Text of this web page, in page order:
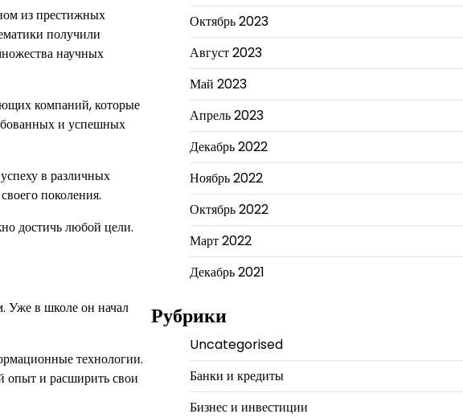
из престижных
получили
научных
компаний, которые
и успешных
в различных
поколения.
достичь любой цели.
Уже в школе он начал
технологии.
опыт и расширить свои
Октябрь 2023
Август 2023
Май 2023
Апрель 2023
Декабрь 2022
Ноябрь 2022
Октябрь 2022
Март 2022
Декабрь 2021
Рубрики
Uncategorised
Банки и кредиты
Бизнес и инвестиции